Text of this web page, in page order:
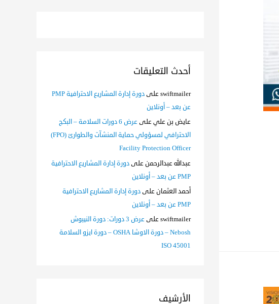
أحدث التعليقات
swiftmailerعلى
دورة إدارة المشاريع الاحترافية PMP
عن بعد – أونلاين
عايض بن عليعلى
عرض 6 دورات السلامة – البكج
الاحترافي لمسؤولي حماية المنشآت والطوارئ (FPO)
Facility Protection Officer
عبدالله عبدالرحمنعلىدورة إدارة المشاريع الاحترافية
PMP عن بعد – أونلاين
أحمد العثمانعلىدورة إدارة المشاريع الاحترافية
PMP عن بعد – أونلاين
swiftmailerعلى
عرض 3 دورات: دورة النيبوش
Nebosh – دورة الاوشا OSHA – دورة ايزو السلامة
ISO 45001
الأرشيف